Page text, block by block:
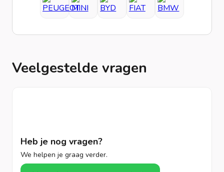
Veelgestelde vragen
Heb je nog vragen?
We helpen je graag verder.